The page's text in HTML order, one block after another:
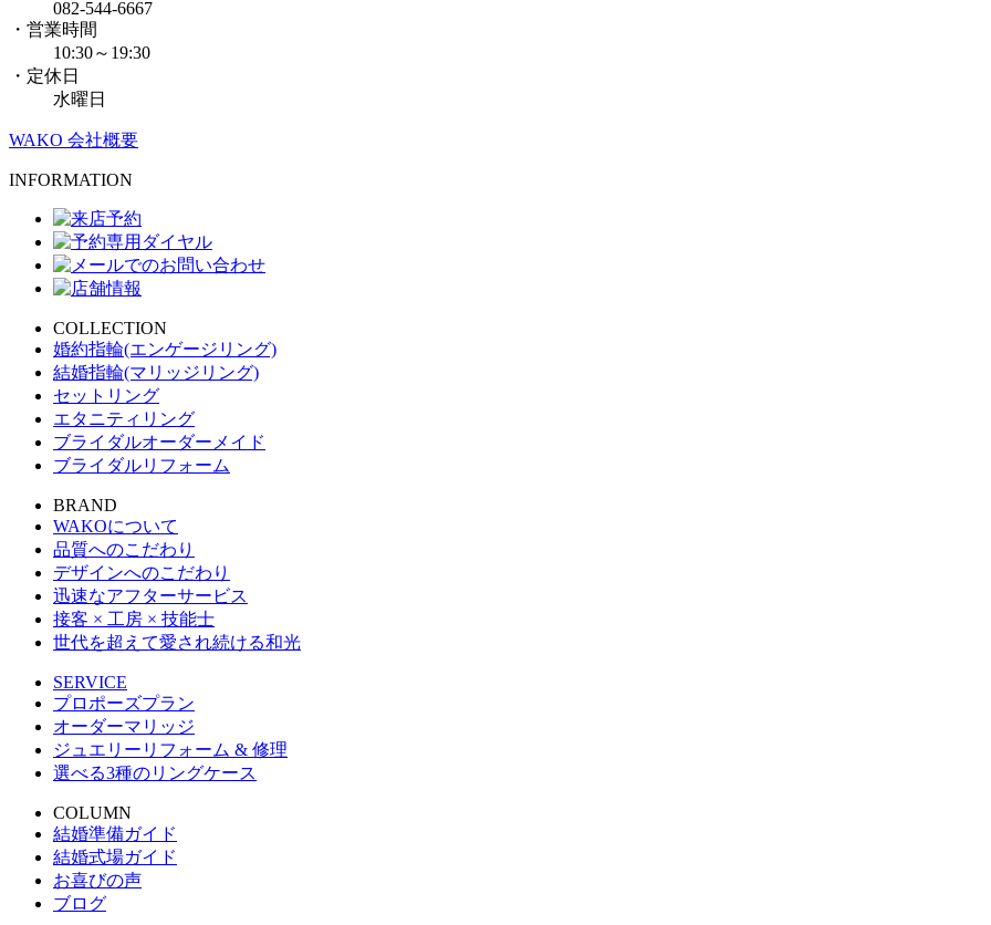
082-544-6667
・営業時間
10:30～19:30
・定休日
水曜日
WAKO 会社概要
INFORMATION
COLLECTION
婚約指輪(エンゲージリング)
結婚指輪(マリッジリング)
セットリング
エタニティリング
ブライダルオーダーメイド
ブライダルリフォーム
BRAND
WAKOについて
品質へのこだわり
デザインへのこだわり
迅速なアフターサービス
接客 × 工房 × 技能士
世代を超えて愛され続ける和光
SERVICE
プロポーズプラン
オーダーマリッジ
ジュエリーリフォーム & 修理
選べる3種のリングケース
COLUMN
結婚準備ガイド
結婚式場ガイド
お喜びの声
ブログ